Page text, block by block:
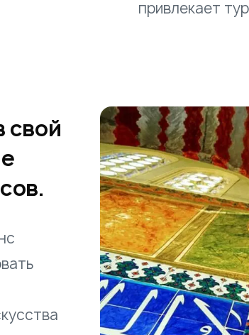
привлекает
свой